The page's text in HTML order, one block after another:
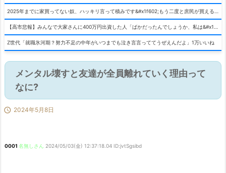
Z世代「就職氷河期？努力不足の中年がいつまでも泣き言言っててうぜえんだよ」1万いいね
メンタル壊すと友達が全員離れていく理由って
なに?
 2024年5月8日
0001 名無しさん 2024/05/03(金) 12:37:18.04 ID:jvtSgsibd